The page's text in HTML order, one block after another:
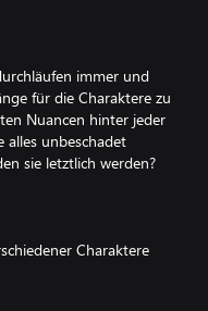
immer und
für die Charaktere zu
Nuancen hinter jeder
alles unbeschadet
sie letztlich werden?
Charaktere